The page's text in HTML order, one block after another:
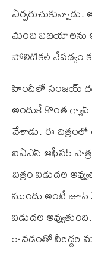
మంచి విజయాలను
పోలిటికల్ నేపథ్యం
హిందీలో సంజయ్ దత్
అందుకే కొంత
చేశాడు. ఈ చిత్రంలో
ఐ‌ఏ‌ఎస్ ఆఫీసర్
చిత్రం విడుదల
ముందు అంటే
విడుదల
రావడంతో వీరిద్దరి